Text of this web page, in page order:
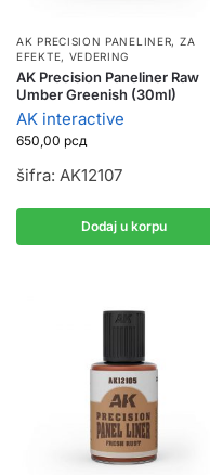
AK PRECISION PANELINER, ZA
EFEKTE, VEDERING
AK Precision Paneliner Raw
Umber Greenish (30ml)
AK interactive
650,00 рсд
šifra: AK12107
Dodaj u korpu